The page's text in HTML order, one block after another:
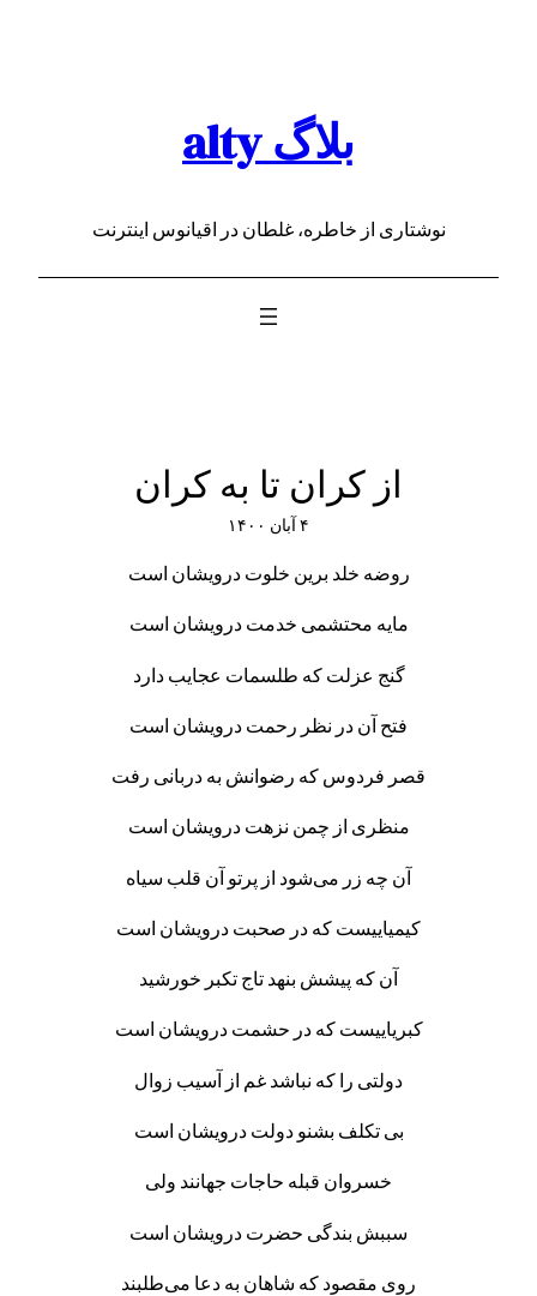
بلاگ alty
نوشتاری از خاطره، غلطان در اقیانوس اینترنت
از کران تا به کران
۴ آبان ۱۴۰۰
روضه خلد برین خلوت درویشان است
مایه محتشمی خدمت درویشان است
گنج عزلت که طلسمات عجایب دارد
فتح آن در نظر رحمت درویشان است
قصر فردوس که رضوانش به دربانی رفت
منظری از چمن نزهت درویشان است
آن چه زر می‌شود از پرتو آن قلب سیاه
کیمیاییست که در صحبت درویشان است
آن که پیشش بنهد تاج تکبر خورشید
کبریاییست که در حشمت درویشان است
دولتی را که نباشد غم از آسیب زوال
بی تکلف بشنو دولت درویشان است
خسروان قبله حاجات جهانند ولی
سببش بندگی حضرت درویشان است
روی مقصود که شاهان به دعا می‌طلبند